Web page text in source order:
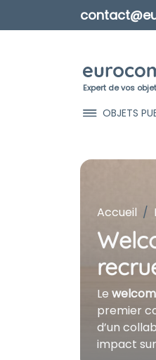
Expert de vos
OBJETS
Accueil
Le
premier
d’un
impact